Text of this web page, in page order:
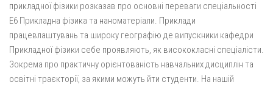
прикладної фізики розказав про основні переваги спеціальності
Е6 Прикладна фізика та наноматеріали. Приклади
працевлаштувань та широку географію де випускники кафедри
Прикладної фізики себе проявляють, як висококласні спеціалісти.
Зокрема про практичну орієнтованість навчальних дисциплін та
освітні траєкторії, за якими можуть йти студенти. На нашій